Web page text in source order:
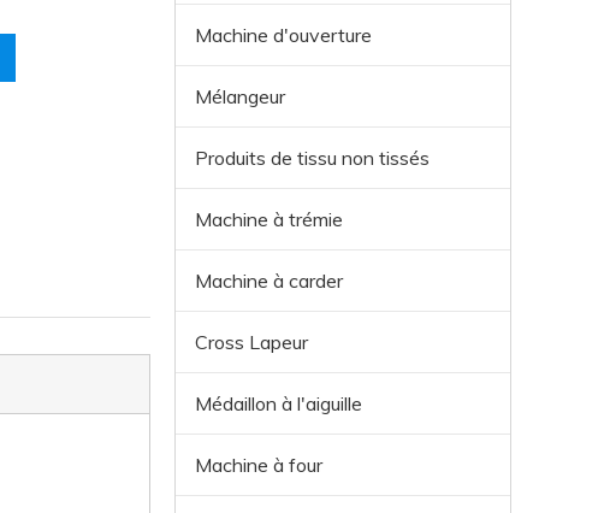
Machine d'ouverture
Mélangeur
Produits de tissu non tissés
Machine à trémie
Machine à carder
Cross Lapeur
Médaillon à l'aiguille
Machine à four